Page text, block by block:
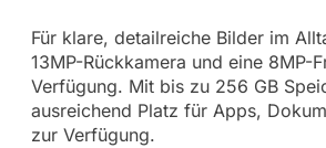
Für klare, detailreiche Bilder im
13MP-Rückkamera und eine 8MP-
Verfügung. Mit bis zu 256 GB
ausreichend Platz für Apps,
zur Verfügung.